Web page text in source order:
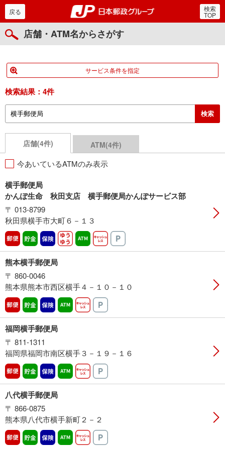
郵便局・日本郵政グルー
戻る 検索
TOP
店舗・ATM名からさがす
サービス条件を指定
検索結果： 4件
店舗(4件) ATM(4件)
今あいているATMのみ表示
横手郵便局
かんぽ生命 秋田支店 横手郵便局かんぽサービス部
〒 013-8799
秋田県横手市大町６－１３
郵便 貯金 保険 ゆうゆうATM営業中キャッシュレス
熊本横手郵便局
〒 860-0046
熊本県熊本市西区横手４－１０－１０
郵便 貯金 保険 ATM営業中キャッシュレス
福岡横手郵便局
〒 811-1311
福岡県福岡市南区横手３－１９－１６
郵便 貯金 保険 ATM営業中キャッシュレス
八代横手郵便局
〒 866-0875
熊本県八代市横手新町２－２
郵便 貯金 保険 ATM営業中キャッシュレス